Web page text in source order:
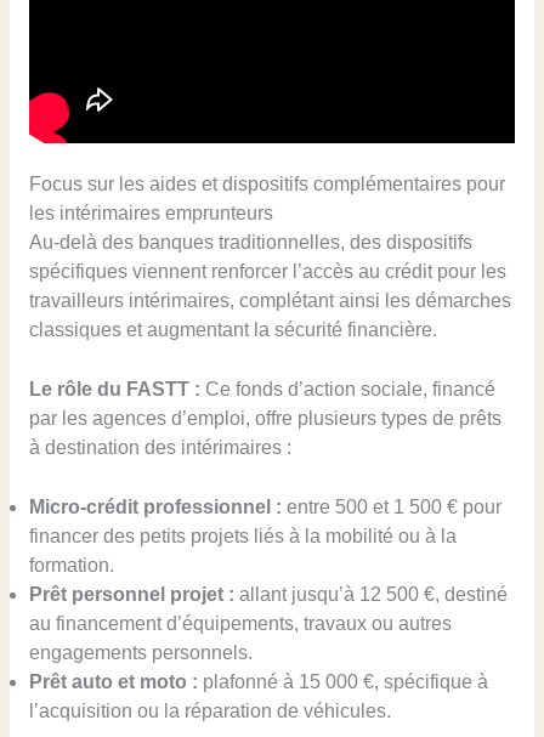
Focus sur les aides et dispositifs complémentaires pour
les intérimaires emprunteurs
Au-delà des banques traditionnelles, des dispositifs
spécifiques viennent renforcer l’accès au crédit pour les
travailleurs intérimaires, complétant ainsi les démarches
classiques et augmentant la sécurité financière.
Le rôle du FASTT : Ce fonds d’action sociale, financé
par les agences d’emploi, offre plusieurs types de prêts
à destination des intérimaires :
Micro-crédit professionnel : entre 500 et 1 500 € pour
financer des petits projets liés à la mobilité ou à la
formation.
Prêt personnel projet : allant jusqu’à 12 500 €, destiné
au financement d’équipements, travaux ou autres
engagements personnels.
Prêt auto et moto : plafonné à 15 000 €, spécifique à
l’acquisition ou la réparation de véhicules.